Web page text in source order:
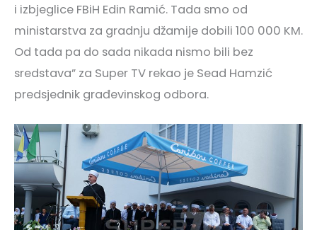
i izbjeglice FBiH Edin Ramić. Tada smo od
ministarstva za gradnju džamije dobili 100 000 KM.
Od tada pa do sada nikada nismo bili bez
sredstava” za Super TV rekao je Sead Hamzić
predsjednik građevinskog odbora.